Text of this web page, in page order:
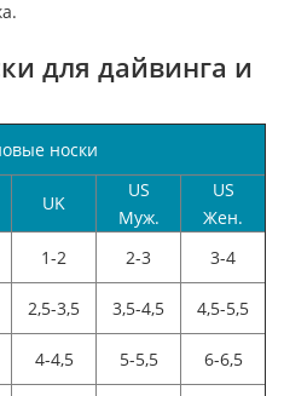
для дайвинга и
носки
UK
US
Муж.
US
Жен.
1-2 2-3 3-4
2,5-3,5 3,5-4,5 4,5-5,5
4-4,5 5-5,5 6-6,5